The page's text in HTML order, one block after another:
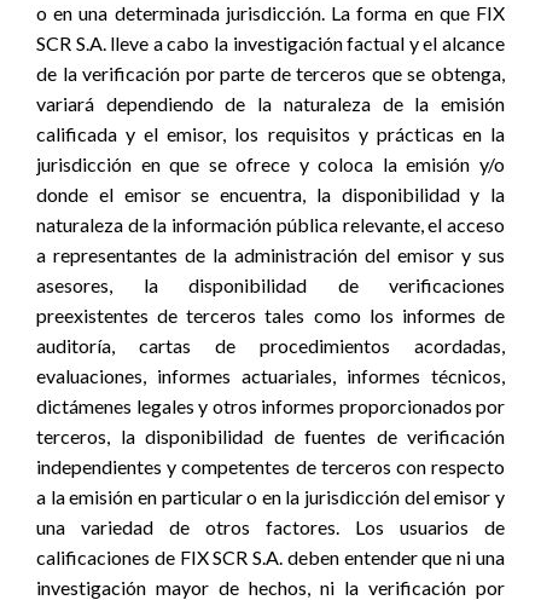
o en una determinada jurisdicción. La forma en que FIX
SCR S.A. lleve a cabo la investigación factual y el alcance
de la verificación por parte de terceros que se obtenga,
variará dependiendo de la naturaleza de la emisión
calificada y el emisor, los requisitos y prácticas en la
jurisdicción en que se ofrece y coloca la emisión y/o
donde el emisor se encuentra, la disponibilidad y la
naturaleza de la información pública relevante, el acceso
a representantes de la administración del emisor y sus
asesores, la disponibilidad de verificaciones
preexistentes de terceros tales como los informes de
auditoría, cartas de procedimientos acordadas,
evaluaciones, informes actuariales, informes técnicos,
dictámenes legales y otros informes proporcionados por
terceros, la disponibilidad de fuentes de verificación
independientes y competentes de terceros con respecto
a la emisión en particular o en la jurisdicción del emisor y
una variedad de otros factores. Los usuarios de
calificaciones de FIX SCR S.A. deben entender que ni una
investigación mayor de hechos, ni la verificación por